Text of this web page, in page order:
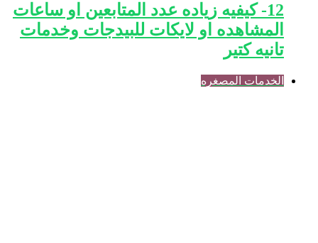
12- كيفيه زياده عدد المتابعين او ساعات
المشاهده او لايكات للبيدجات وخدمات
تانيه كتير
الخدمات المصغره